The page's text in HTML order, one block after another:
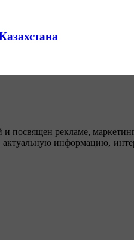
посвящен рекламе,
информацию,